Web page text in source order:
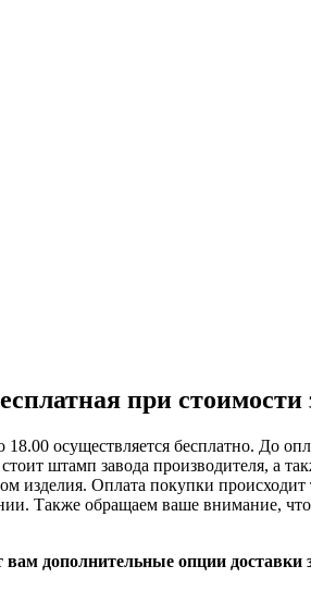
при стоимости
осуществляется бесплатно. До
штамп завода производителя, а
изделия. Оплата покупки
Также обращаем ваше внимание,
дополнительные опции доставки